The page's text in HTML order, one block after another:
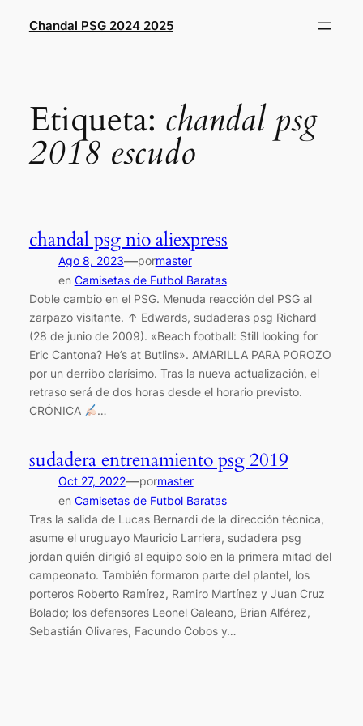
Chandal PSG 2024 2025
Etiqueta: chandal psg
2018 escudo
chandal psg nio aliexpress
Ago 8, 2023—pormaster
en Camisetas de Futbol Baratas
Doble cambio en el PSG. Menuda reacción del PSG al
zarpazo visitante. ↑ Edwards, sudaderas psg Richard
(28 de junio de 2009). «Beach football: Still looking for
Eric Cantona? He’s at Butlins». AMARILLA PARA POROZO
por un derribo clarísimo. Tras la nueva actualización, el
retraso será de dos horas desde el horario previsto.
CRÓNICA
…
sudadera entrenamiento psg 2019
Oct 27, 2022—pormaster
en Camisetas de Futbol Baratas
Tras la salida de Lucas Bernardi de la dirección técnica,
asume el uruguayo Mauricio Larriera, sudadera psg
jordan quién dirigió al equipo solo en la primera mitad del
campeonato. También formaron parte del plantel, los
porteros Roberto Ramírez, Ramiro Martínez y Juan Cruz
Bolado; los defensores Leonel Galeano, Brian Alférez,
Sebastián Olivares, Facundo Cobos y…